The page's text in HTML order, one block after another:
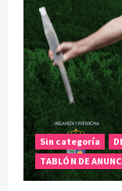
Sin categoría
TABLÓN DE